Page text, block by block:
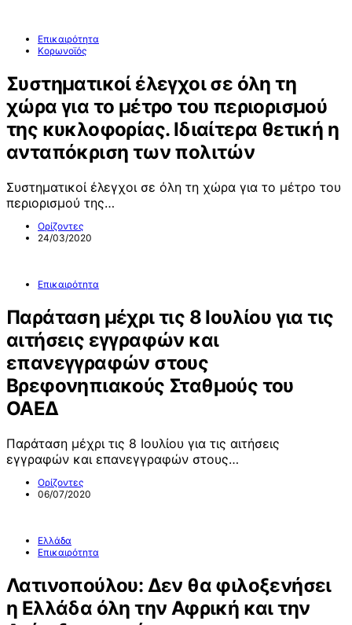
Επικαιρότητα
Κορωνοϊός
Συστηματικοί έλεγχοι σε όλη τη
χώρα για το μέτρο του περιορισμού
της κυκλοφορίας. Ιδιαίτερα θετική η
ανταπόκριση των πολιτών
Συστηματικοί έλεγχοι σε όλη τη χώρα για το μέτρο του
περιορισμού της…
Ορίζοντες
24/03/2020
Επικαιρότητα
Παράταση μέχρι τις 8 Ιουλίου για τις
αιτήσεις εγγραφών και
επανεγγραφών στους
Βρεφονηπιακούς Σταθμούς του
ΟΑΕΔ
Παράταση μέχρι τις 8 Ιουλίου για τις αιτήσεις
εγγραφών και επανεγγραφών στους…
Ορίζοντες
06/07/2020
Ελλάδα
Επικαιρότητα
Λατινοπούλου: Δεν θα φιλοξενήσει
η Ελλάδα όλη την Αφρική και την